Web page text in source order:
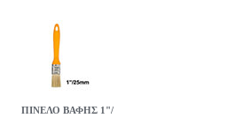
ΠΙΝΕΛΟ ΒΑΦΗΣ 1"/